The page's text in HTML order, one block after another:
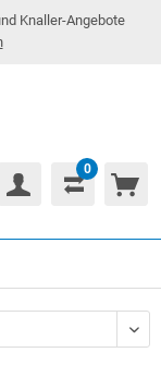
Knaller-Angebote
0